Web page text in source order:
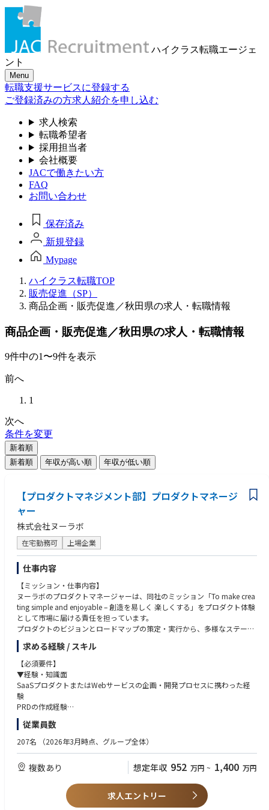
ハイクラス転職エージェ
ント
Menu
転職支援サービスに登録する
ご登録済みの方求人紹介を申し込む
求人検索
転職希望者
採用担当者
会社概要
JACで働きたい方
FAQ
お問い合わせ
保存済み
新規登録
Mypage
ハイクラス転職TOP
販売促進（SP）
商品企画・販売促進／秋田県の求人・転職情報
商品企画・販売促進／秋田県の求人・転職情報
9件中の1〜9件を表示
前へ
1
次へ
条件を変更
新着順
新着順
年収が高い順 年収が低い順
【プロダクトマネジメント部】プロダクトマネージ
ャー
株式会社ヌーラボ
在宅勤務可 上場企業
仕事内容
【ミッション・仕事内容】
ヌーラボのプロダクトマネージャーは、同社のミッション「To make crea
ting simple and enjoyable – 創造を易しく 楽しくする」をプロダクト体験
として市場に届ける責任を担っています。
プロダクトのビジョンとロードマップの策定・実行から、多様なステーク
ホルダーのハブとなり、リリース後の市場浸透施策まで、PdMとPMMの両
面を横断的に担当します。
【具体的な挑戦課題】
プロダクト戦略・ビジョン・ロードマップの策定と優先順位付け
データ構造や制約を理解した上での、PRD（プロダクト要件定義書）への
落とし込み
開発・デザイン・CS・マーケティングなど、多様なチームとの共創・合意
形成
■ヌーラボサービスの事業規模拡大
ながら魅力的な製品を提供し続けます。
プロダクト戦略の策定・実行、プロダクトビジョン / ロードマップの策
求める経験 / スキル
【必須要件】
▼経験・知識面
SaaSプロダクトまたはWebサービスの企画・開発プロセスに携わった経
験
PRDの作成経験
エンジニアやデザイナーとの協業経験
アジャイル開発（Scrum / Kanbanなど）の手法を用いたPM経験
定量・定性データ分析の基礎知識およびBIツールの利用経験
▼素養・スキル面
遊び心を持って取り組むことができる
顧客の声をただ聞くだけでなく、ヌーラボのミッションに共感してプロダ
クト開発に取り組んでいただきたいと考えます。
進んでアウトプット・言語化できるスキル
従業員数
207名 （2026年3月時点、グループ全体）
複数あり 想定年収 952 万円 ~ 1,400 万円
求人エントリー